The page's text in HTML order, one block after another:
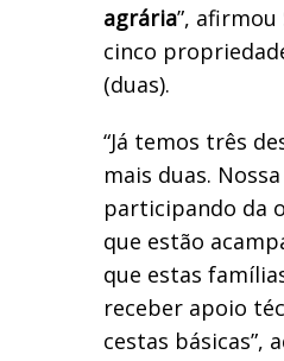
agrária”,
cinco
(duas).
“Já temos três
mais duas.
participando da
que estão
que estas
receber apoio
cestas básicas”,